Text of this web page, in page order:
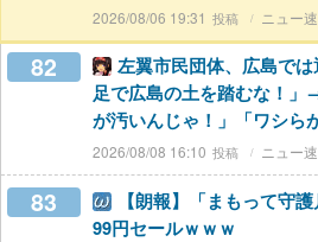
2026/08/06 19:31 ニュー速
82
左翼市民団体、広島で
足で広島の土を踏むな！
が汚いんじゃ！」「ワシら
2026/08/08 16:10 ニュー速
83
【朗報】「まもって守
99円セールｗｗｗ